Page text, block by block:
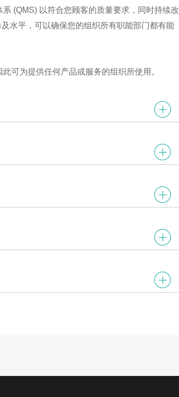
(QMS) 以符合您顾客的质量要求，同时持续改
水平，可以确保您的组织所有职能部门都有能
可为提供任何产品或服务的组织所使用。